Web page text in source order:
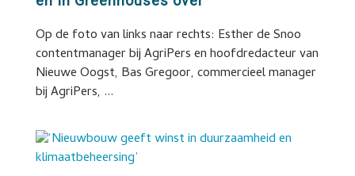
Op de foto van links naar rechts: Esther de Snoo
contentmanager bij AgriPers en hoofdredacteur van
Nieuwe Oogst, Bas Gregoor, commercieel manager
bij AgriPers, ...